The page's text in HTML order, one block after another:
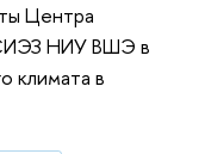
Центра
НИУ ВШЭ в
климата в